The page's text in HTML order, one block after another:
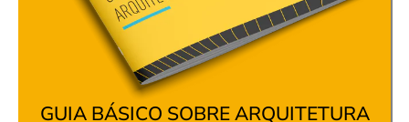
GUIA BÁSICO SOBRE ARQUITETURA